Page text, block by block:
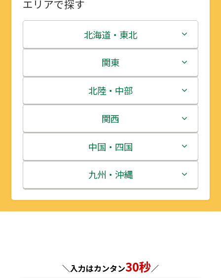
エリアで探す
北海道・東北
北海道
青森県
岩手県
宮城県
秋田県
山形県
関東
茨城県
栃木県
群馬県
埼玉県
千葉県
北陸・中部
新潟県
富山県
石川県
福井県
関西
三重県
滋賀県
京都府
中国・四国
鳥取県
島根県
九州・沖縄
福岡県
＼入力はカンタン30秒／